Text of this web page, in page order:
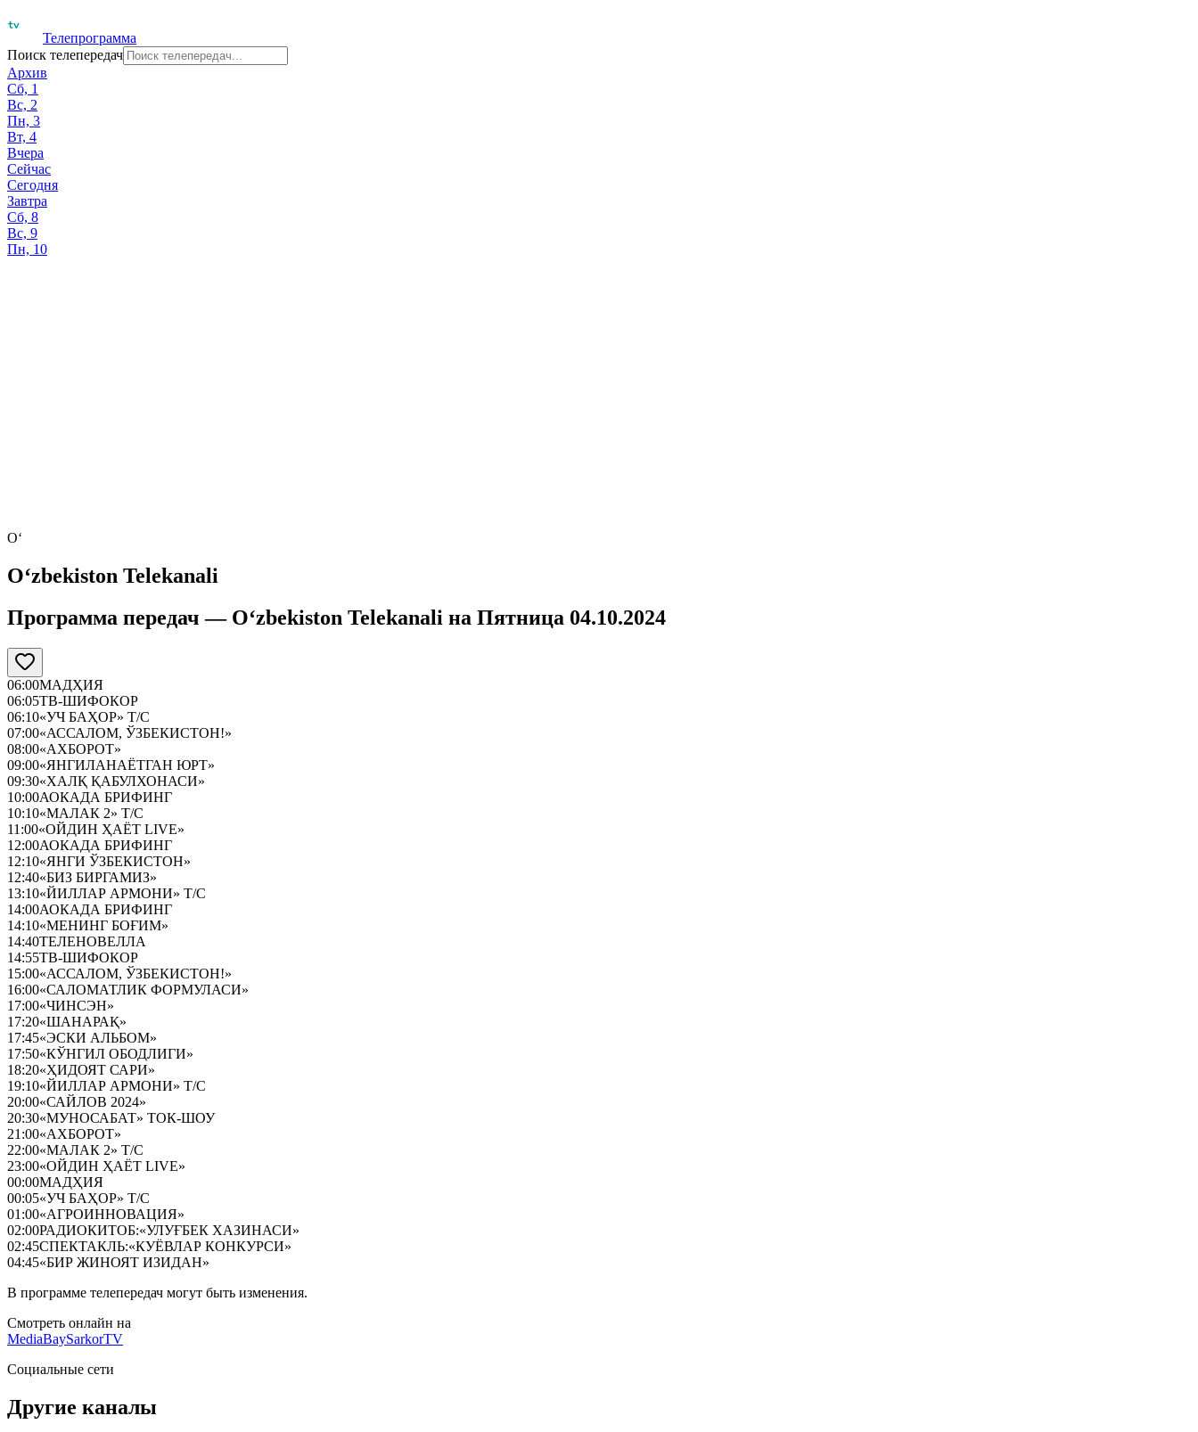
Телепрограмма
Поиск телепередач
Архив
Сб, 1
Вс, 2
Пн, 3
Вт, 4
Вчера
Сейчас
Сегодня
Завтра
Сб, 8
Вс, 9
Пн, 10
O‘
O‘zbekiston Telekanali
Программа передач — O‘zbekiston Telekanali на Пятница 04.10.2024
06:00МАДҲИЯ
06:05ТВ-ШИФОКОР
06:10«УЧ БАҲОР» Т/С
07:00«АССАЛОМ, ЎЗБЕКИСТОН!»
08:00«АХБОРОТ»
09:00«ЯНГИЛАНАЁТГАН ЮРТ»
09:30«ХАЛҚ ҚАБУЛХОНАСИ»
10:00АОКАДА БРИФИНГ
10:10«МАЛАК 2» Т/С
11:00«ОЙДИН ҲАЁТ LIVE»
12:00АОКАДА БРИФИНГ
12:10«ЯНГИ ЎЗБЕКИСТОН»
12:40«БИЗ БИРГАМИЗ»
13:10«ЙИЛЛАР АРМОНИ» Т/С
14:00АОКАДА БРИФИНГ
14:10«МЕНИНГ БОҒИМ»
14:40ТЕЛЕНОВЕЛЛА
14:55ТВ-ШИФОКОР
15:00«АССАЛОМ, ЎЗБЕКИСТОН!»
16:00«САЛОМАТЛИК ФОРМУЛАСИ»
17:00«ЧИНСЭН»
17:20«ШАНАРАҚ»
17:45«ЭСКИ АЛЬБОМ»
17:50«КЎНГИЛ ОБОДЛИГИ»
18:20«ҲИДОЯТ САРИ»
19:10«ЙИЛЛАР АРМОНИ» Т/С
20:00«САЙЛОВ 2024»
20:30«МУНОСАБАТ» ТОК-ШОУ
21:00«АХБОРОТ»
22:00«МАЛАК 2» Т/С
23:00«ОЙДИН ҲАЁТ LIVE»
00:00МАДҲИЯ
00:05«УЧ БАҲОР» Т/С
01:00«АГРОИННОВАЦИЯ»
02:00РАДИОКИТОБ:«УЛУҒБЕК ХАЗИНАСИ»
02:45СПЕКТАКЛЬ:«КУЁВЛАР КОНКУРСИ»
04:45«БИР ЖИНОЯТ ИЗИДАН»
В программе телепередач могут быть изменения.
Смотреть онлайн на
MediaBaySarkorTV
Социальные сети
Другие каналы